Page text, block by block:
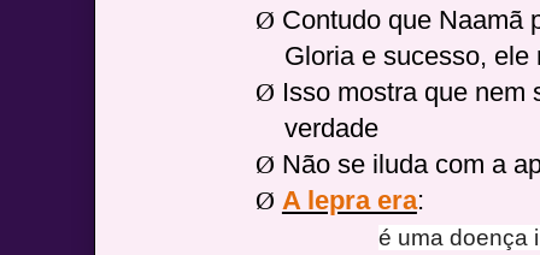
Ø Contudo que Naamã
Gloria e sucesso, ele
Ø Isso mostra que nem
verdade
Ø Não se iluda com a
Ø A lepra era:
é uma doença